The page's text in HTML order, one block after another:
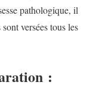
pathologique, il
versées tous les
: